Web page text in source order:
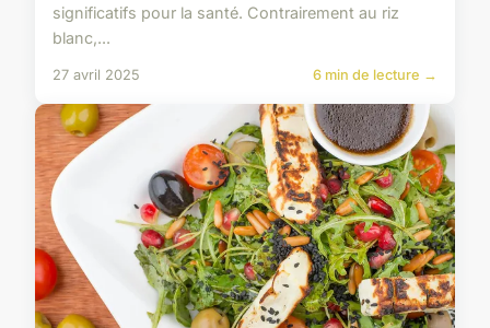
significatifs pour la santé. Contrairement au riz
blanc,...
27 avril 2025 6 min de lecture →